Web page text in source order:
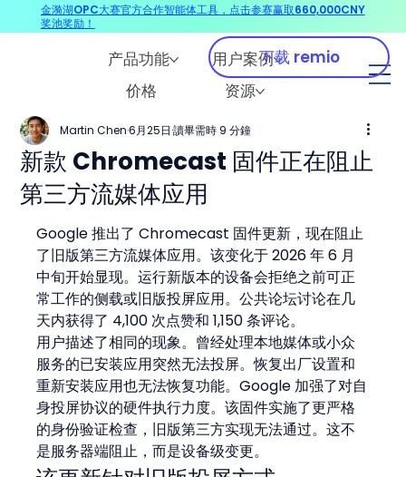
产品功能
用户案例
价格
资源
下载 remio
新款 Chromecast 固件正在阻止
第三方流媒体应用
Martin Chen 6月25日 讀畢需時 9 分鐘
Google 推出了 Chromecast 固件更新，现在阻止
了旧版第三方流媒体应用。该变化于 2026 年 6 月
中旬开始显现。运行新版本的设备会拒绝之前可正
常工作的侧载或旧版投屏应用。公共论坛讨论在几
天内获得了 4,100 次点赞和 1,150 条评论。
用户描述了相同的现象。曾经处理本地媒体或小众
服务的已安装应用突然无法投屏。恢复出厂设置和
重新安装应用也无法恢复功能。Google 加强了对自
身投屏协议的硬件执行力度。该固件实施了更严格
的身份验证检查，旧版第三方实现无法通过。这不
是服务器端阻止，而是设备级变更。
金漪湖OPC大赛官方合作智能体工具，点击参赛赢取660,000CNY
奖池奖励！